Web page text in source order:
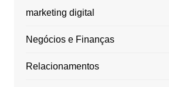
marketing digital
Negócios e Finanças
Relacionamentos